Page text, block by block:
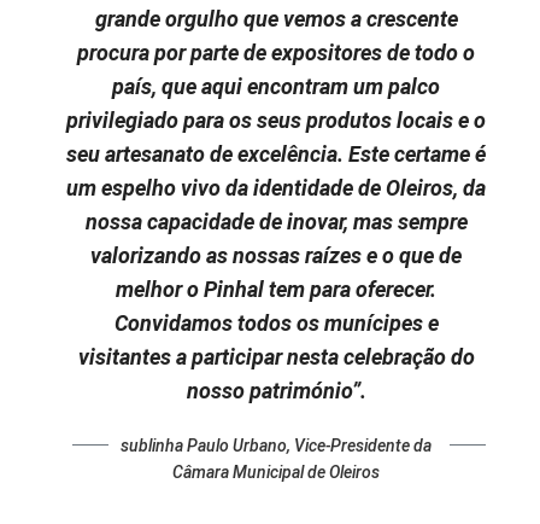
grande orgulho que vemos a crescente
procura por parte de expositores de todo o
país, que aqui encontram um palco
privilegiado para os seus produtos locais e o
seu artesanato de excelência. Este certame é
um espelho vivo da identidade de Oleiros, da
nossa capacidade de inovar, mas sempre
valorizando as nossas raízes e o que de
melhor o Pinhal tem para oferecer.
Convidamos todos os munícipes e
visitantes a participar nesta celebração do
nosso património”.
sublinha Paulo Urbano, Vice-Presidente da
Câmara Municipal de Oleiros